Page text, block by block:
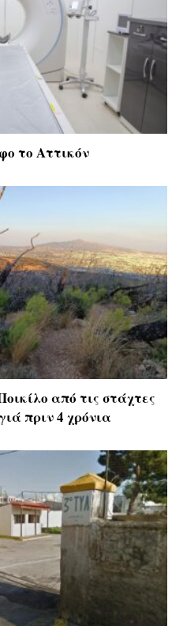
το Αττικόν
από τις στάχτες
πριν 4 χρόνια